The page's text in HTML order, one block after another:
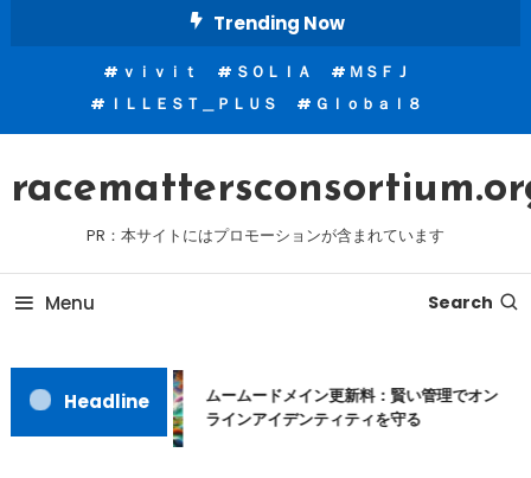
Trending Now
ｖｉｖｉｔ ＳＯＬＩＡ
ＭＳＦＪ
ＩＬＬＥＳＴ＿ＰＬＵＳ
Ｇｌｏｂａｌ８
PR：本サイトにはプロモーションが含まれています
Menu Search
Headline
ムームードメイン更新料：賢い管理でオン
ラインアイデンティティを守る